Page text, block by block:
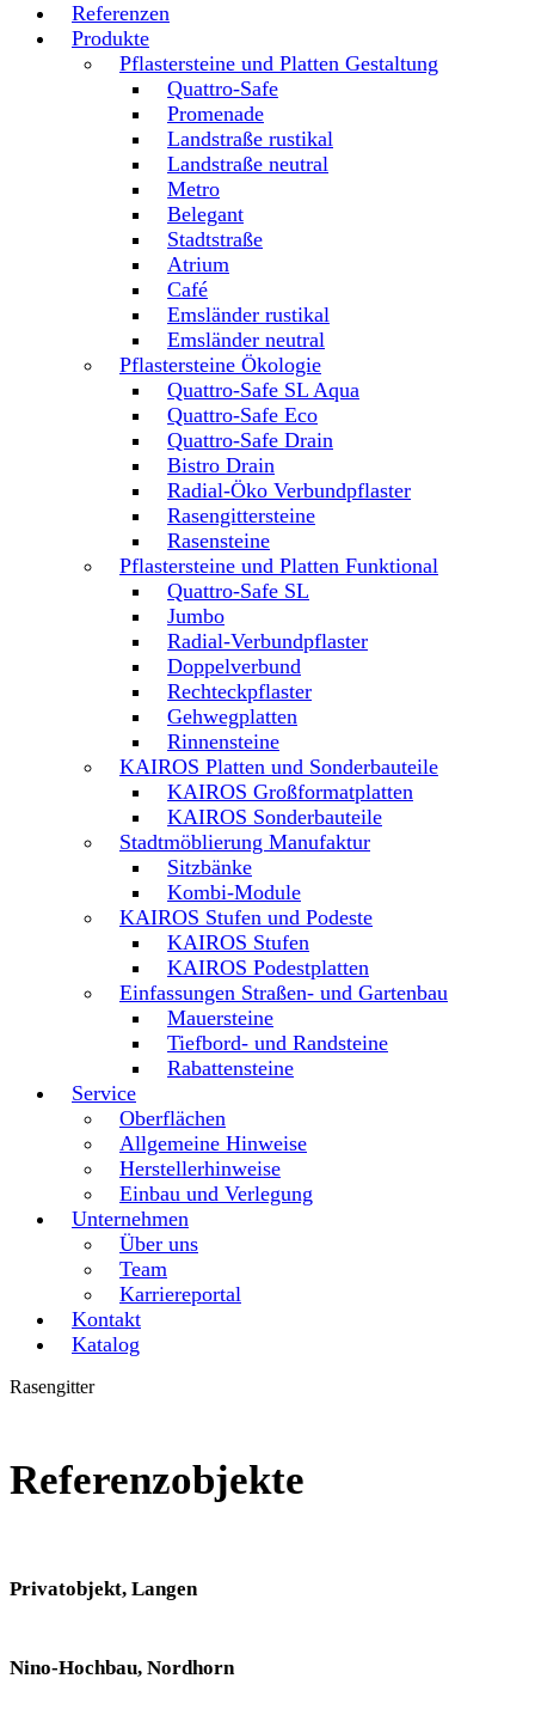
Referenzen
Produkte
Pflastersteine und Platten Gestaltung
Quattro-Safe
Promenade
Landstraße rustikal
Landstraße neutral
Metro
Belegant
Stadtstraße
Atrium
Café
Emsländer rustikal
Emsländer neutral
Pflastersteine Ökologie
Quattro-Safe SL Aqua
Quattro-Safe Eco
Quattro-Safe Drain
Bistro Drain
Radial-Öko Verbundpflaster
Rasengittersteine
Rasensteine
Pflastersteine und Platten Funktional
Quattro-Safe SL
Jumbo
Radial-Verbundpflaster
Doppelverbund
Rechteckpflaster
Gehwegplatten
Rinnensteine
KAIROS Platten und Sonderbauteile
KAIROS Großformatplatten
KAIROS Sonderbauteile
Stadtmöblierung Manufaktur
Sitzbänke
Kombi-Module
KAIROS Stufen und Podeste
KAIROS Stufen
KAIROS Podestplatten
Einfassungen Straßen- und Gartenbau
Mauersteine
Tiefbord- und Randsteine
Rabattensteine
Service
Oberflächen
Allgemeine Hinweise
Herstellerhinweise
Einbau und Verlegung
Unternehmen
Über uns
Team
Karriereportal
Kontakt
Katalog
Rasengitter
Referenzobjekte
Privatobjekt, Langen
Nino-Hochbau, Nordhorn